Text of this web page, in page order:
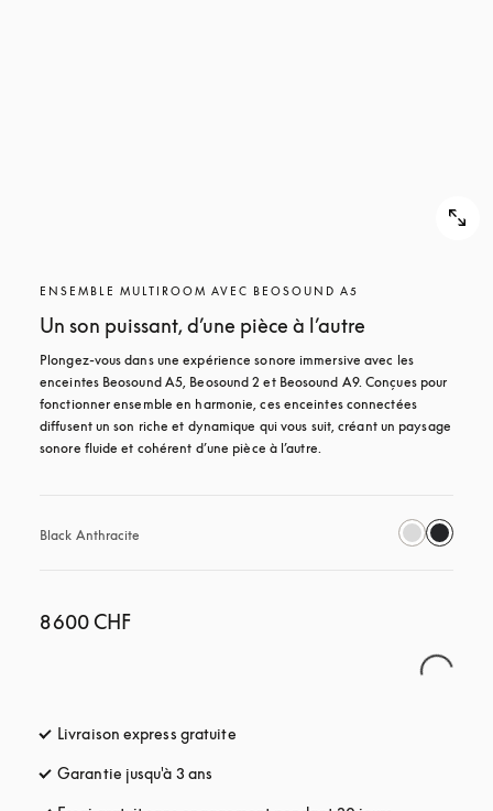
ENSEMBLE MULTIROOM AVEC BEOSOUND A5
Un son puissant, d’une pièce à l’autre
Plongez-vous dans une expérience sonore immersive avec les
enceintes Beosound A5, Beosound 2 et Beosound A9. Conçues pour
fonctionner ensemble en harmonie, ces enceintes connectées
diffusent un son riche et dynamique qui vous suit, créant un paysage
sonore fluide et cohérent d’une pièce à l’autre.
Black Anthracite
8 600 CHF
Livraison express gratuite
Garantie jusqu'à 3 ans